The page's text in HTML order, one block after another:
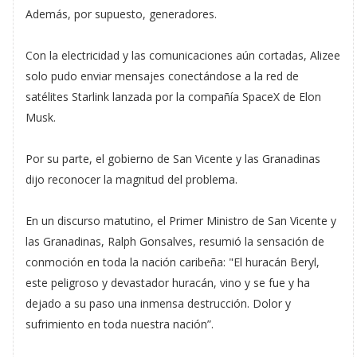
Además, por supuesto, generadores.
Con la electricidad y las comunicaciones aún cortadas, Alizee
solo pudo enviar mensajes conectándose a la red de
satélites Starlink lanzada por la compañía SpaceX de Elon
Musk.
Por su parte, el gobierno de San Vicente y las Granadinas
dijo reconocer la magnitud del problema.
En un discurso matutino, el Primer Ministro de San Vicente y
las Granadinas, Ralph Gonsalves, resumió la sensación de
conmoción en toda la nación caribeña: "El huracán Beryl,
este peligroso y devastador huracán, vino y se fue y ha
dejado a su paso una inmensa destrucción. Dolor y
sufrimiento en toda nuestra nación”.